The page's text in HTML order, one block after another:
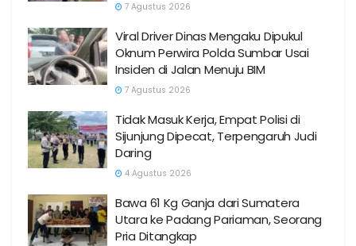
7 Agustus 2026
Viral Driver Dinas Mengaku Dipukul
Oknum Perwira Polda Sumbar Usai
Insiden di Jalan Menuju BIM
7 Agustus 2026
Tidak Masuk Kerja, Empat Polisi di
Sijunjung Dipecat, Terpengaruh Judi
Daring
4 Agustus 2026
Bawa 61 Kg Ganja dari Sumatera
Utara ke Padang Pariaman, Seorang
Pria Ditangkap